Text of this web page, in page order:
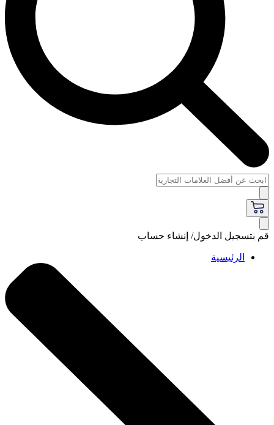
قم بتسجيل الدخول/ إنشاء حساب
الرئيسية